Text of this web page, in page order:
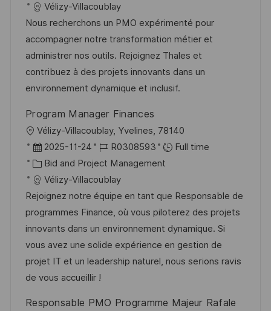
a
t
i
o
n
s
t
e
d
D
a
e
b
d
a
t
e
g
o
r
Vélizy-Villacoublay
Nous recherchons un PMO expérimenté pour
accompagner notre transformation métier et
administrer nos outils. Rejoignez Thales et
contribuez à des projets innovants dans un
environnement dynamique et inclusif.
Program Manager Finances
L
o
c
a
t
i
o
n
Vélizy-Villacoublay, Yvelines, 78140
P
o
s
t
e
d
D
a
t
2025-11-24
J
o
b
I
d
R0308593
Full time
C
a
t
e
g
o
r
y
Bid and Project Management
Vélizy-Villacoublay
Rejoignez notre équipe en tant que Responsable de
programmes Finance, où vous piloterez des projets
innovants dans un environnement dynamique. Si
vous avez une solide expérience en gestion de
projet IT et un leadership naturel, nous serions ravis
de vous accueillir !
Responsable PMO Programme Majeur Rafale